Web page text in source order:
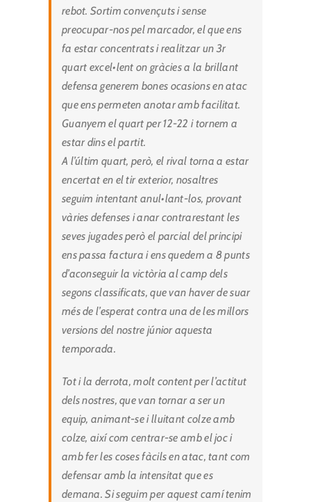
rebot. Sortim convençuts i sense
preocupar-nos pel marcador, el que ens
fa estar concentrats i realitzar un 3r
quart excel•lent on gràcies a la brillant
defensa generem bones ocasions en atac
que ens permeten anotar amb facilitat.
Guanyem el quart per 12-22 i tornem a
estar dins el partit.
A l’últim quart, però, el rival torna a estar
encertat en el tir exterior, nosaltres
seguim intentant anul•lant-los, provant
vàries defenses i anar contrarestant les
seves jugades però el parcial del principi
ens passa factura i ens quedem a 8 punts
d’aconseguir la victòria al camp dels
segons classificats, que van haver de suar
més de l’esperat contra una de les millors
versions del nostre júnior aquesta
temporada.
Tot i la derrota, molt content per l’actitut
dels nostres, que van tornar a ser un
equip, animant-se i lluitant colze amb
colze, així com centrar-se amb el joc i
amb fer les coses fàcils en atac, tant com
defensar amb la intensitat que es
demana. Si seguim per aquest camí tenim